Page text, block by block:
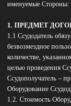
именуемые Стороны:
1. ПРЕДМЕТ
1.1 Ссудодатель
безвозмездное
количестве,
целью проведения
Ссудополучатель –
Оборудование
1.2. Стоимость